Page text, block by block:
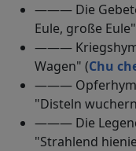
——— Die
Eule, große
———
Wagen" (Chu
———
"Disteln
——— Die
"Strahlend